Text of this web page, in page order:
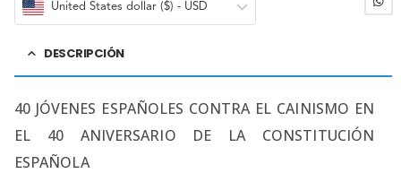
United States dollar ($) - USD
DESCRIPCIÓN
40 JÓVENES ESPAÑOLES CONTRA EL CAINISMO EN
EL 40 ANIVERSARIO DE LA CONSTITUCIÓN
ESPAÑOLA